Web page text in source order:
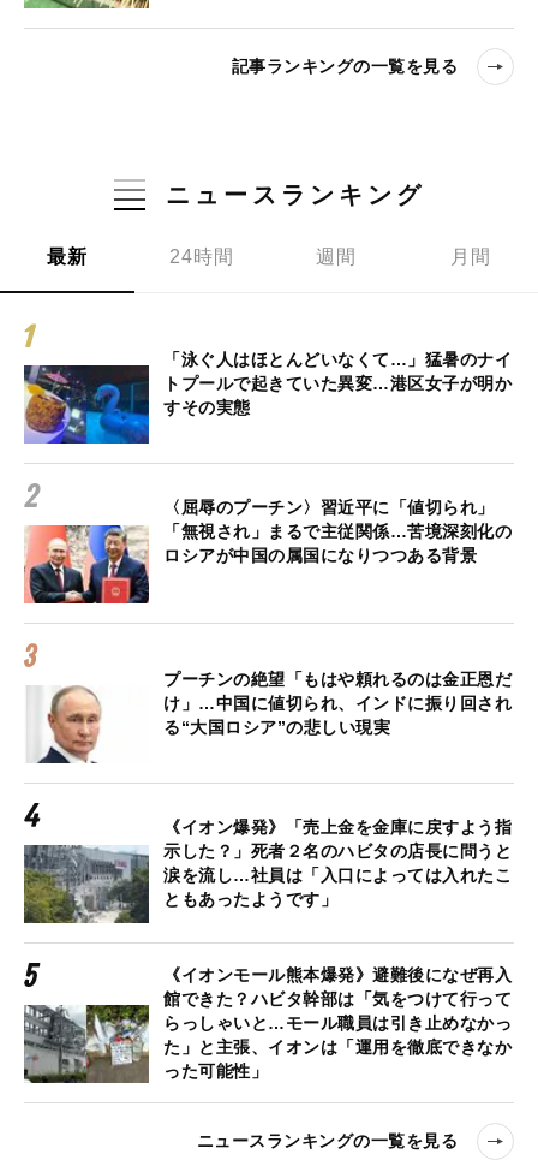
記事ランキングの一覧を見る
ニュースランキング
最新 24時間 週間 月間
「泳ぐ人はほとんどいなくて…」猛暑のナイ
トプールで起きていた異変…港区女子が明か
すその実態
〈屈辱のプーチン〉習近平に「値切られ」
「無視され」まるで主従関係…苦境深刻化の
ロシアが中国の属国になりつつある背景
プーチンの絶望「もはや頼れるのは金正恩だ
け」…中国に値切られ、インドに振り回され
る“大国ロシア”の悲しい現実
《イオン爆発》「売上金を金庫に戻すよう指
示した？」死者２名のハビタの店長に問うと
涙を流し…社員は「入口によっては入れたこ
ともあったようです」
《イオンモール熊本爆発》避難後になぜ再入
館できた？ハビタ幹部は「気をつけて行って
らっしゃいと…モール職員は引き止めなかっ
た」と主張、イオンは「運用を徹底できなか
った可能性」
ニュースランキングの一覧を見る